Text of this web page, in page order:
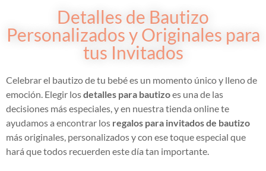
Detalles de Bautizo
Personalizados y Originales para
tus Invitados
Celebrar el bautizo de tu bebé es un momento único y lleno de
emoción. Elegir losdetalles para bautizoes una de las
decisiones más especiales, y en nuestra tienda online te
ayudamos a encontrar los regalos para invitados de bautizo
más originales, personalizados y con ese toque especial que
hará que todos recuerden este día tan importante.